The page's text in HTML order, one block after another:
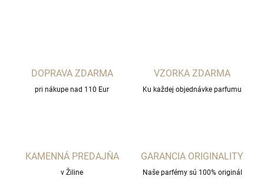
DOPRAVA ZDARMA
pri nákupe nad 110 Eur
VZORKA ZDARMA
Ku každej objednávke parfumu
KAMENNÁ PREDAJŇA
v Žiline
GARANCIA ORIGINALITY
Naše parfémy sú 100% originál